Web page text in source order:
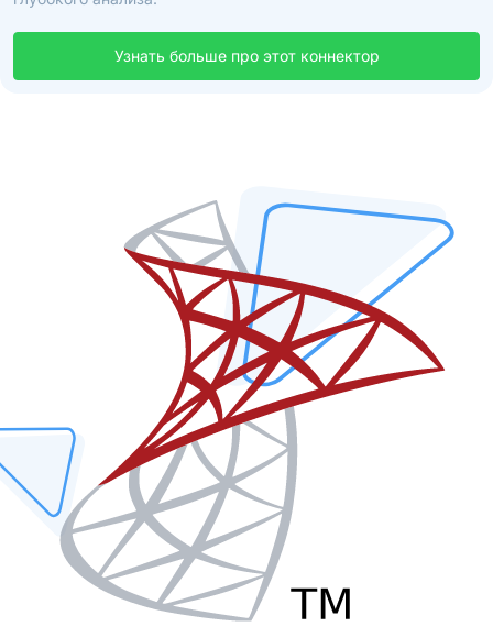
Узнать больше про этот коннектор